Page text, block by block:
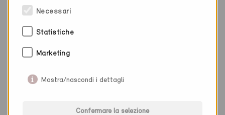
Definitivo
Riniken 5223
Risanamento / Nuova costruzione, Abitazioni PF
Necessari
Statistiche
Marketing
Mostra/nascondi i dettagli
Confermare la selezione